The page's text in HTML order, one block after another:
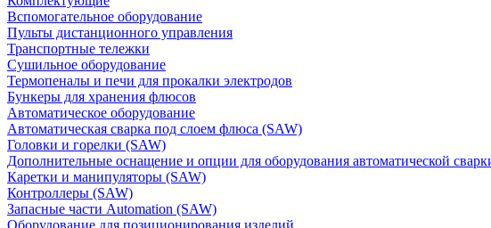
Вспомогательное оборудование
Пульты дистанционного управления
Транспортные тележки
Сушильное оборудование
Термопеналы и печи для прокалки электродов
Бункеры для хранения флюсов
Автоматическое оборудование
Автоматическая сварка под слоем флюса (SAW)
Головки и горелки (SAW)
Дополнительные оснащение и опции для оборудования автоматической
Каретки и манипуляторы (SAW)
Контроллеры (SAW)
Запасные части Automation (SAW)
Оборудование для позиционирования изделий